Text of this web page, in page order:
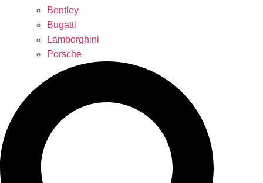
Bentley
Bugatti
Lamborghini
Porsche